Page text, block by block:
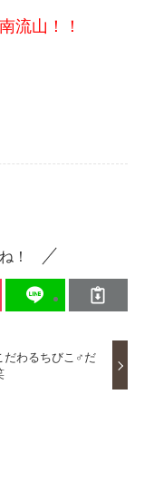
流山！！
！
だわるちびこ♂だ